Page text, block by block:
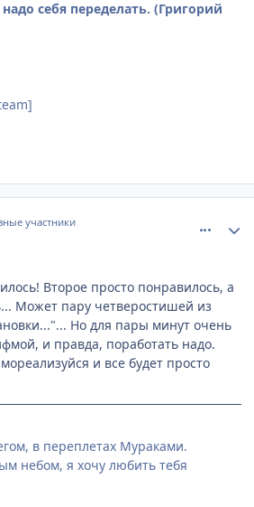
себя переделать. (Григорий
участники
Второе просто понравилось, а
Может пару четверостишей из
Но для пары минут очень
и правда, поработать надо.
и все будет просто
в переплетах Мураками.
небом, я хочу любить тебя